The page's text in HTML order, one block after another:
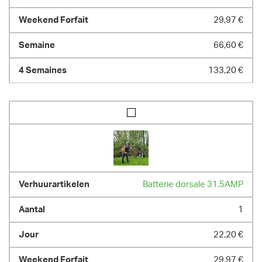
29,97 €
66,60 €
133,20 €
Batterie dorsale 31.5AMP
1
22,20 €
29,97 €